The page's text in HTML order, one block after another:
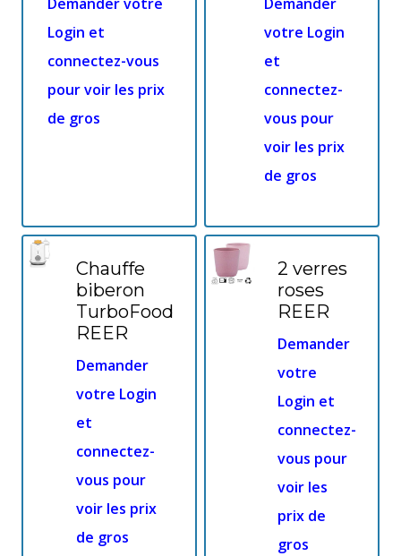
Login et
connectez-vous
pour voir les prix
de gros
votre Login
et
connectez-
vous pour
voir les prix
de gros
Chauffe
biberon
TurboFood
REER
Demander
votre Login
et
connectez-
vous pour
voir les prix
de gros
2 verres
roses
REER
Demander
votre
Login et
connectez-
vous pour
voir les
prix de
gros